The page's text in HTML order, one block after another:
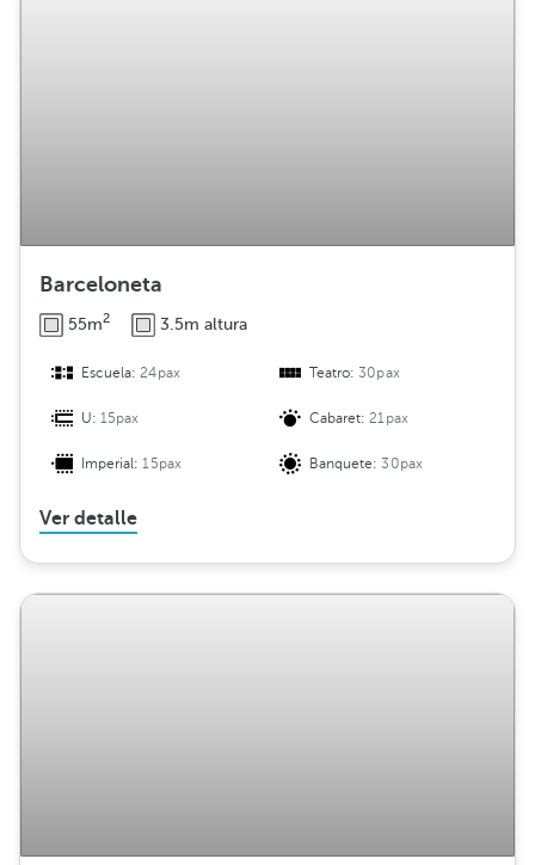
Barceloneta
55m2 3.5m altura
Escuela:24pax Teatro:30pax
U:15pax Cabaret:21pax
Imperial:15pax Banquete:30pax
Ver detalle